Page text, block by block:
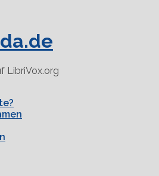
LibriVox.org